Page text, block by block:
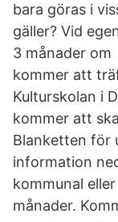
bara göras i
gäller? Vid
3 månader
kommer att
Kulturskolan i
kommer att
Blanketten för
information
kommunal
månader.